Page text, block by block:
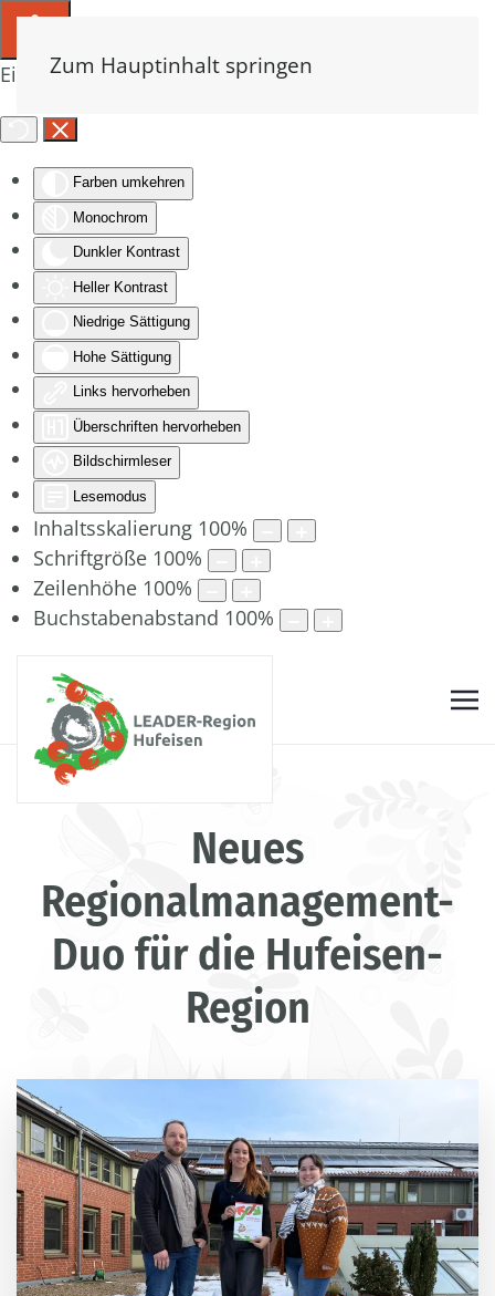
Eingabehilfen öffnen
Farben umkehren
Monochrom
Dunkler Kontrast
Heller Kontrast
Niedrige Sättigung
Hohe Sättigung
Links hervorheben
Überschriften hervorheben
Bildschirmleser
Lesemodus
Inhaltsskalierung 100%
Schriftgröße 100%
Zeilenhöhe 100%
Buchstabenabstand 100%
Zum Hauptinhalt springen
Neues
Regionalmanagement-
Duo für die Hufeisen-
Region